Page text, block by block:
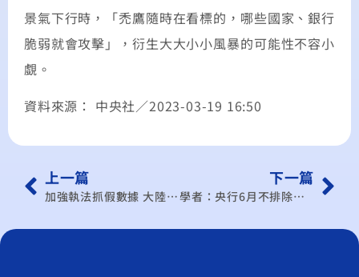
景氣下行時，「禿鷹隨時在看標的，哪些國家、銀行
脆弱就會攻擊」，衍生大大小小風暴的可能性不容小
覷。
資料來源： 中央社／2023-03-19 16:50
上一篇
加強執法抓假數據 大陸對GDP保5有信心
下一篇
學者：央行6月不排除再升半碼